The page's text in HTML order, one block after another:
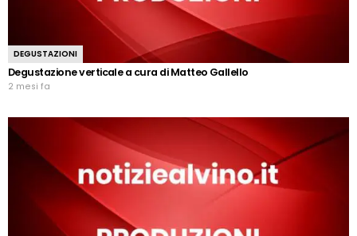
DEGUSTAZIONI
Degustazione verticale a cura di Matteo Gallello
2 mesi fa